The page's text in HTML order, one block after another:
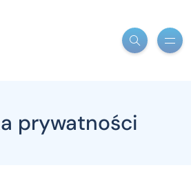
prywatności